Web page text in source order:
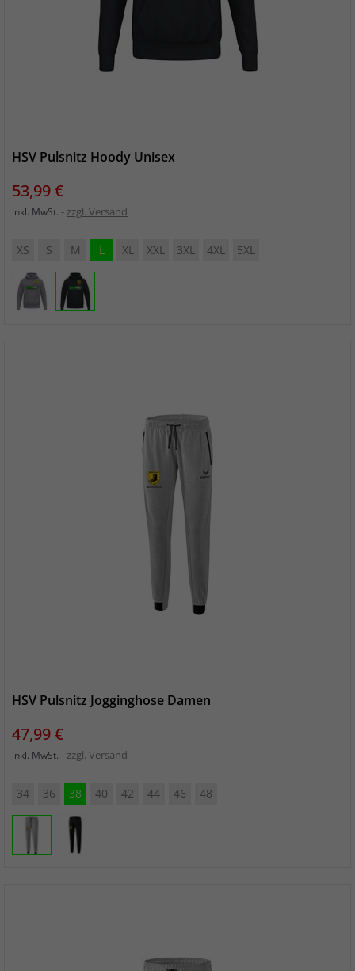
HSV Pulsnitz Hoody Unisex
Preis
53,99 €
inkl. MwSt. zzgl. Versand
XS S M L XL XXL 3XL 4XL 5XL
HSV Pulsnitz Jogginghose Damen
Preis
47,99 €
inkl. MwSt. zzgl. Versand
34 36 38 40 42 44 46 48